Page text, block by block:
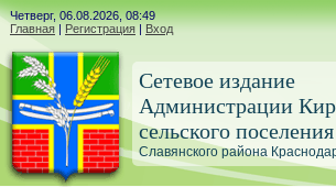
Четверг, 06.08.2026, 08:49
Главная | Регистрация | Вход
Сетевое издание
Администрации
сельского поселения
Славянского района